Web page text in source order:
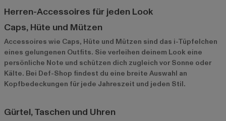
Herren-Accessoires für jeden Look
Caps, Hüte und Mützen
Accessoires wie Caps, Hüte und Mützen sind das i-Tüpfelchen
eines gelungenen Outfits. Sie verleihen deinem Look eine
persönliche Note und schützen dich zugleich vor Sonne oder
Kälte. Bei Def-Shop findest du eine breite Auswahl an
Kopfbedeckungen für jede Jahreszeit und jeden Stil.
Gürtel, Taschen und Uhren